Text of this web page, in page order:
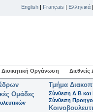
English | Français | Ελληνικά |
Διοικητική Οργάνωση
Ομάδες
Τμήμα
Σύνθεση Α Β
Σύνθεση